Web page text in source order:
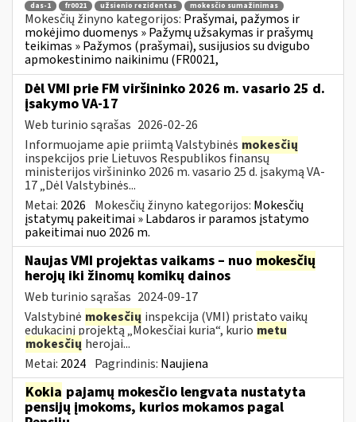
das-1 fr0021 užsienio rezidentas mokesčio sumažinimas
Mokesčių žinyno kategorijos: Prašymai, pažymos ir
mokėjimo duomenys » Pažymų užsakymas ir prašymų
teikimas » Pažymos (prašymai), susijusios su dvigubo
apmokestinimo naikinimu (FR0021,
Dėl VMI prie FM viršininko 2026 m. vasario 25 d.
įsakymo VA-17
Web turinio sąrašas 2026-02-26
Informuojame apie priimtą Valstybinės mokesčių
inspekcijos prie Lietuvos Respublikos finansų
ministerijos viršininko 2026 m. vasario 25 d. įsakymą VA-
17 „Dėl Valstybinės...
Metai: 2026 Mokesčių žinyno kategorijos: Mokesčių
įstatymų pakeitimai » Labdaros ir paramos įstatymo
pakeitimai nuo 2026 m.
Naujas VMI projektas vaikams – nuo mokesčių
herojų iki žinomų komikų dainos
Web turinio sąrašas 2024-09-17
Valstybinė mokesčių inspekcija (VMI) pristato vaikų
edukacinį projektą „Mokesčiai kuria“, kurio metu
mokesčių herojai...
Metai: 2024 Pagrindinis: Naujiena
Kokia pajamų mokesčio lengvata nustatyta
pensijų įmokoms, kurios mokamos pagal